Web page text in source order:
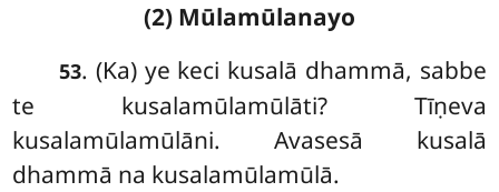
(2) Mūlamūlanayo
53. (Ka) ye keci kusalā dhammā, sabbe
te kusalamūlamūlāti? Tīṇeva
kusalamūlamūlāni. Avasesā kusalā
dhammā na kusalamūlamūlā.